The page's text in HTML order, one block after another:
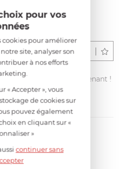
un avis
sur francisbatt.com ?
autres clients dès maintenant !
pour vos
cookies pour améliorer
site, analyser son
à nos efforts
« Accepter », vous
de cookies sur
pouvez également
en cliquant sur «
»
continuer sans